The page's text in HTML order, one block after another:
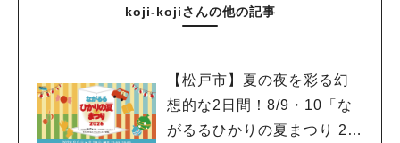
koji-kojiさんの他の記事
【松戸市】夏の夜を彩る幻
想的な2日間！8/9・10「な
がるるひかりの夏まつり 20